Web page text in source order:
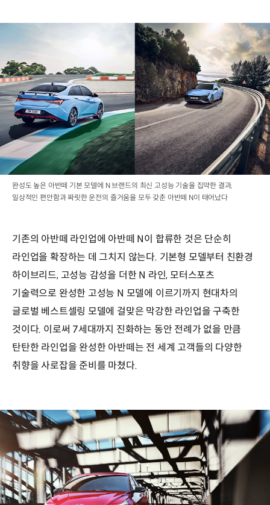
완성도 높은 아반떼 기본 모델에 N 브랜드의 최신 고성능 기술을 집약한 결과,
일상적인 편안함과 짜릿한 운전의 즐거움을 모두 갖춘 아반떼 N이 태어났다
기존의 아반떼 라인업에 아반떼 N이 합류한 것은 단순히
라인업을 확장하는 데 그치지 않는다. 기본형 모델부터 친환경
하이브리드, 고성능 감성을 더한 N 라인, 모터스포츠
기술력으로 완성한 고성능 N 모델에 이르기까지 현대차의
글로벌 베스트셀링 모델에 걸맞은 막강한 라인업을 구축한
것이다. 이로써 7세대까지 진화하는 동안 전례가 없을 만큼
탄탄한 라인업을 완성한 아반떼는 전 세계 고객들의 다양한
취향을 사로잡을 준비를 마쳤다.